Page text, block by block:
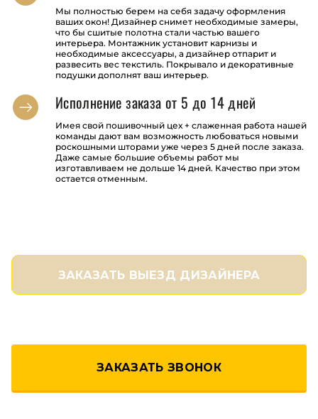
Мы полностью берем на себя задачу оформления
ваших окон! Дизайнер снимет необходимые замеры,
что бы сшитые полотна стали частью вашего
интерьера. Монтажник установит карнизы и
необходимые аксессуары, а дизайнер отпарит и
развесить вес текстиль. Покрывало и декоративные
подушки дополнят ваш интерьер.
Исполнение заказа от 5 до 14 дней
Имея свой пошивочный цех + слаженная работа нашей
команды дают вам возможность любоваться новыми
роскошными шторами уже через 5 дней после заказа.
Даже самые большие объемы работ мы
изготавливаем не дольше 14 дней. Качество при этом
остается отменным.
ЗАКАЗАТЬ ВЫЕЗД ДИЗАЙНЕРА
ЗАКАЗАТЬ ЗВОНОК